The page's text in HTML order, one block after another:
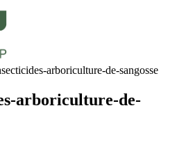
arboriculture-de-sangosse
arboriculture-de-